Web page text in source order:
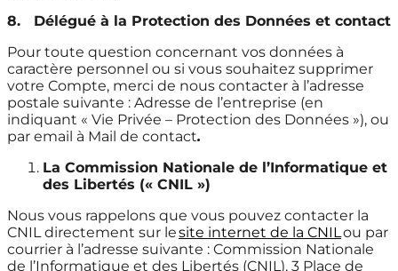
8. Délégué à la Protection des Données et contact
Pour toute question concernant vos données à
caractère personnel ou si vous souhaitez supprimer
votre Compte, merci de nous contacter à l’adresse
postale suivante : Adresse de l’entreprise (en
indiquant « Vie Privée – Protection des Données »), ou
par email à Mail de contact.
La Commission Nationale de l’Informatique et
des Libertés (« CNIL »)
Nous vous rappelons que vous pouvez contacter la
CNIL directement sur lesite internet de la CNILou par
courrier à l’adresse suivante : Commission Nationale
de l’Informatique et des Libertés (CNIL), 3 Place de